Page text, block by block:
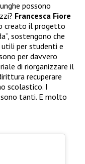
possono
Francesca Fiore
creato il progetto
sostengono che
utili per studenti e
per davvero
di riorganizzare il
recuperare
scolastico. I
sono tanti. E molto